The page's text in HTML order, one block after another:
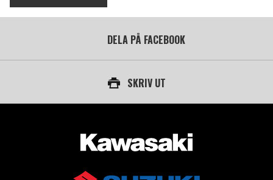
DELA PÅ FACEBOOK
SKRIV UT
AUKTORISERAD ÅTERFÖRSÄLJARE AV